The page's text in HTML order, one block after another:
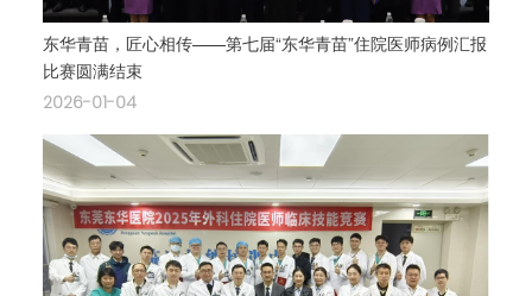
东华青苗，匠心相传——第七届“东华青苗”住院医师病例汇报
比赛圆满结束
2026-01-04